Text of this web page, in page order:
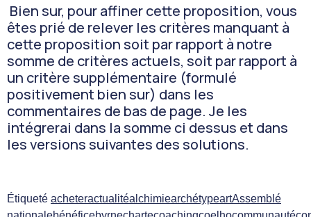
Bien sur, pour affiner cette proposition, vous
êtes prié de relever les critères manquant à
cette proposition soit par rapport à notre
somme de critères actuels, soit par rapport à
un critère supplémentaire (formulé
positivement bien sur) dans les
commentaires de bas de page. Je les
intégrerai dans la somme ci dessus et dans
les versions suivantes des solutions.
Étiqueté acheteractualitéalchimiearchétypeartAssemblé